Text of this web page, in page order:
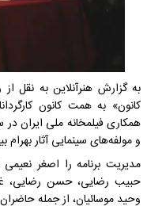
به گزارش هنرآنلاین به نقل
کانون» به همت کانون
همکاری فیلمخانه ملی ایران در
و مولفه‌های سینمایی آثار
مدیریت برنامه را اصغر
حبیب رضایی، حسن رضایی،
وحید موسائیان، از جمله